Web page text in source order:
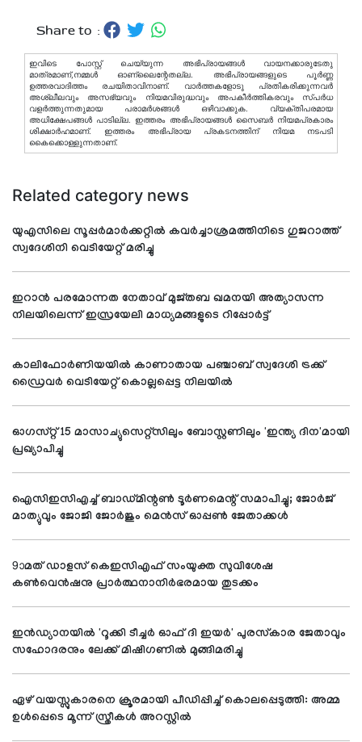
Share to :
ഇവിടെ പോസ്റ്റ് ചെയ്യുന്ന അഭിപ്രായങ്ങള്‍ വായനക്കാരുടേതു
മാത്രമാണ്,നമ്മൾ ഓണ്ലൈന്റേതല്ല. അഭിപ്രായങ്ങളുടെ പൂർണ്ണ
ഉത്തരവാദിത്തം രചയിതാവിനാണ്. വാര്‍ത്തകളോടു പ്രതികരിക്കുന്നവര്‍
അശ്ലീലവും അസഭ്യവും നിയമവിരുദ്ധവും അപകീര്‍ത്തികരവും സ്പര്‍ധ
വളര്‍ത്തുന്നതുമായ പരാമര്‍ശങ്ങള്‍ ഒഴിവാക്കുക. വ്യക്തിപരമായ
അധിക്ഷേപങ്ങള്‍ പാടില്ല. ഇത്തരം അഭിപ്രായങ്ങള്‍ സൈബര്‍ നിയമപ്രകാരം
ശിക്ഷാര്‍ഹമാണ്. ഇത്തരം അഭിപ്രായ പ്രകടനത്തിന് നിയമ നടപടി
കൈക്കൊള്ളുന്നതാണ്.
Related category news
യുഎസിലെ സൂപ്പര്‍മാര്‍ക്കറ്റില്‍ കവര്‍ച്ചാശ്രമത്തിനിടെ ഗുജറാത്ത്
സ്വദേശിനി വെടിയേറ്റ് മരിച്ചു
ഇറാന്‍ പരമോന്നത നേതാവ് മുജ്തബ ഖമനയി അത്യാസന്ന
നിലയിലെന്ന് ഇസ്രയേലി മാധ്യമങ്ങളുടെ റിപ്പോര്‍ട്ട്
കാലിഫോര്‍ണിയയില്‍ കാണാതായ പഞ്ചാബ് സ്വദേശി ട്രക്ക്
ഡ്രൈവര്‍ വെടിയേറ്റ് കൊല്ലപ്പെട്ട നിലയില്‍
ഓഗസ്റ്റ് 15 മാസാച്യുസെറ്റ്സിലും ബോസ്റ്റണിലും 'ഇന്ത്യ ദിന'മായി
പ്രഖ്യാപിച്ചു
ഐസിഇസിഎച്ച് ബാഡ്മിന്റണ്‍ ടൂര്‍ണമെന്റ് സമാപിച്ചു; ജോര്‍ജ്
മാത്യുവും ജോജി ജോര്‍ജും മെന്‍സ് ഓപ്പണ്‍ ജേതാക്കള്‍
9ാമത് ഡാളസ് കെഇസിഎഫ് സംയുക്ത സുവിശേഷ
കണ്‍വെന്‍ഷനു പ്രാര്‍ത്ഥനാനിര്‍ഭരമായ തുടക്കം
ഇന്‍ഡ്യാനയില്‍ 'റൂക്കി ടീച്ചര്‍ ഓഫ് ദി ഇയര്‍' പുരസ്‌കാര ജേതാവും
സഹോദരനും ലേക്ക് മിഷിഗണില്‍ മുങ്ങിമരിച്ചു
ഏഴ് വയസ്സുകാരനെ ക്രൂരമായി പീഡിപ്പിച്ച് കൊലപ്പെടുത്തി: അമ്മ
ഉള്‍പ്പെടെ മൂന്ന് സ്ത്രീകള്‍ അറസ്റ്റില്‍